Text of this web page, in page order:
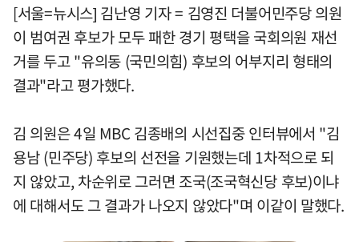
[서울=뉴시스] 김난영 기자 = 김영진 더불어민주당 의원
이 범여권 후보가 모두 패한 경기 평택을 국회의원 재선
거를 두고 "유의동 (국민의힘) 후보의 어부지리 형태의
결과"라고 평가했다.
김 의원은 4일 MBC 김종배의 시선집중 인터뷰에서 "김
용남 (민주당) 후보의 선전을 기원했는데 1차적으로 되
지 않았고, 차순위로 그러면 조국(조국혁신당 후보)이냐
에 대해서도 그 결과가 나오지 않았다"며 이같이 말했다.